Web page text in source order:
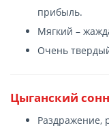
прибыль.
Мягкий –
Очень
Цыганский
Раздражение,